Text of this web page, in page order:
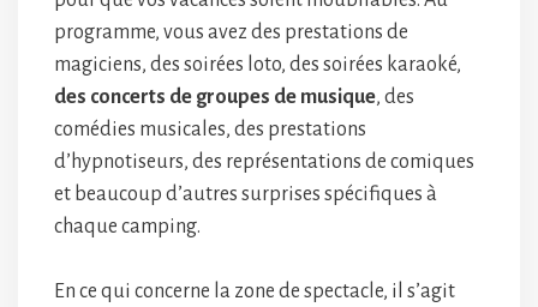
programme, vous avez des prestations de
magiciens, des soirées loto, des soirées karaoké,
des concerts de groupes de musique, des
comédies musicales, des prestations
d’hypnotiseurs, des représentations de comiques
et beaucoup d’autres surprises spécifiques à
chaque camping.
En ce qui concerne la zone de spectacle, il s’agit